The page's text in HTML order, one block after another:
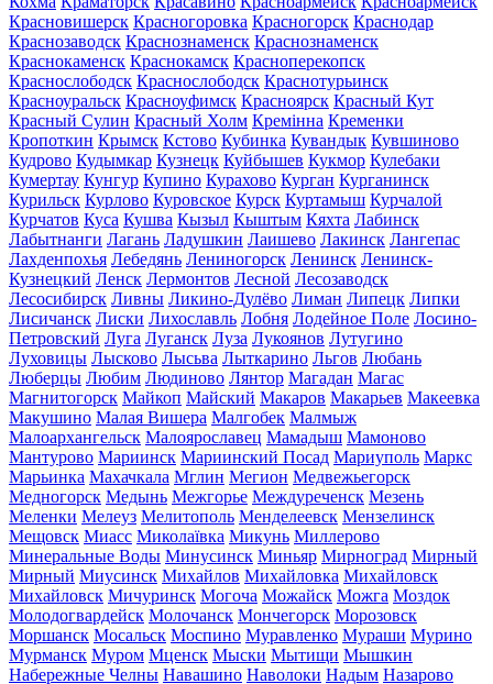
Красновишерск Красногоровка Красногорск Краснодар
Краснозаводск Краснознаменск Краснознаменск
Краснокаменск Краснокамск Красноперекопск
Краснослободск Краснослободск Краснотурьинск
Красноуральск Красноуфимск Красноярск Красный Кут
Красный Сулин Красный Холм Кремінна Кременки
Кропоткин Крымск Кстово Кубинка Кувандык Кувшиново
Кудрово Кудымкар Кузнецк Куйбышев Кукмор Кулебаки
Кумертау Кунгур Купино Курахово Курган Курганинск
Курильск Курлово Куровское Курск Куртамыш Курчалой
Курчатов Куса Кушва Кызыл Кыштым Кяхта Лабинск
Лабытнанги Лагань Ладушкин Лаишево Лакинск Лангепас
Лахденпохья Лебедянь Лениногорск Ленинск Ленинск-
Кузнецкий Ленск Лермонтов Лесной Лесозаводск
Лесосибирск Ливны Ликино-Дулёво Лиман Липецк Липки
Лисичанск Лиски Лихославль Лобня Лодейное Поле Лосино-
Петровский Луга Луганск Луза Лукоянов Лутугино
Луховицы Лысково Лысьва Лыткарино Льгов Любань
Люберцы Любим Людиново Лянтор Магадан Магас
Магнитогорск Майкоп Майский Макаров Макарьев Макеевка
Макушино Малая Вишера Малгобек Малмыж
Малоархангельск Малоярославец Мамадыш Мамоново
Мантурово Мариинск Мариинский Посад Мариуполь Маркс
Марьинка Махачкала Мглин Мегион Медвежьегорск
Медногорск Медынь Межгорье Междуреченск Мезень
Меленки Мелеуз Мелитополь Менделеевск Мензелинск
Мещовск Миасс Миколаївка Микунь Миллерово
Минеральные Воды Минусинск Миньяр Мирноград Мирный
Мирный Миусинск Михайлов Михайловка Михайловск
Михайловск Мичуринск Могоча Можайск Можга Моздок
Молодогвардейск Молочанск Мончегорск Морозовск
Моршанск Мосальск Моспино Муравленко Мураши Мурино
Мурманск Муром Мценск Мыски Мытищи Мышкин
Набережные Челны Навашино Наволоки Надым Назарово